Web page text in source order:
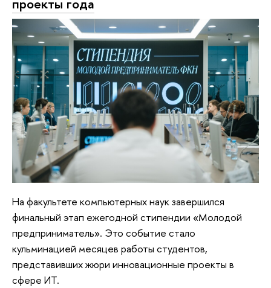
проекты года
На факультете компьютерных наук завершился
финальный этап ежегодной стипендии «Молодой
предприниматель». Это событие стало
кульминацией месяцев работы студентов,
представивших жюри инновационные проекты в
сфере ИТ.